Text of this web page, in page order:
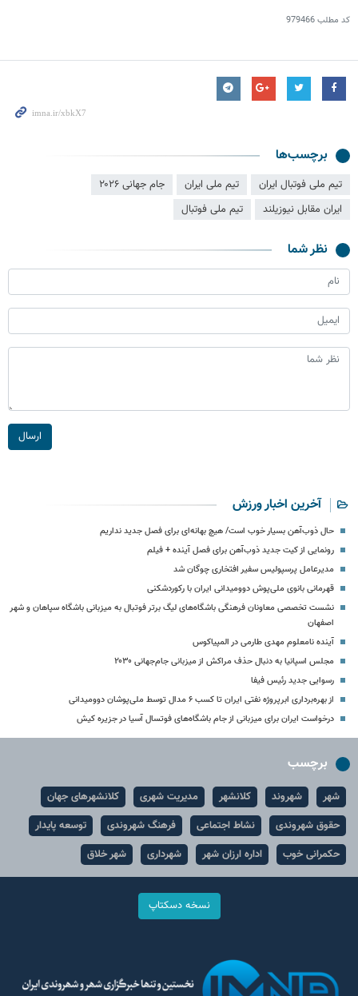
کد مطلب979466
برچسب‌ها
تیم ملی فوتبال ایران تیم ملی ایران
جام جهانی ۲۰۲۶
ایران مقابل نیوزیلند
تیم ملی فوتبال
نظر شما
ارسال
آخرین اخبار ورزش
حال ذوب‌آهن بسیار خوب است/ هیچ بهانه‌ای برای فصل جدید نداریم
رونمایی از کیت جدید ذوب‌آهن برای فصل آینده + فیلم
مدیرعامل پرسپولیس سفیر افتخاری چوگان شد
قهرمانی بانوی ملی‌پوش دوومیدانی ایران با رکوردشکنی
نشست تخصصی معاونان فرهنگی باشگاه‌های لیگ برتر فوتبال به میزبانی باشگاه سپاهان و شهر
اصفهان
آینده نامعلوم مهدی طارمی در المپیاکوس
مجلس اسپانیا به دنبال حذف مراکش از میزبانی جام‌جهانی ۲۰۳۰
رسوایی جدید رئیس فیفا
از بهره‌برداری ابرپروژه نفتی ایران تا کسب ۶ مدال توسط ملی‌پوشان دوومیدانی
درخواست ایران برای میزبانی از جام باشگاه‌های فوتسال آسیا در جزیره کیش
برچسب
شهر شهروند کلانشهر مدیریت شهری
کلانشهرهای جهان
حقوق شهروندی
نشاط اجتماعی فرهنگ شهروندی
توسعه پایدار
حکمرانی خوب
اداره ارزان شهر شهرداری شهر خلاق
نسخه دسکتاپ